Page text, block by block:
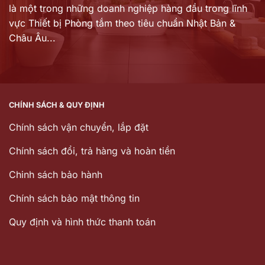
là một trong những doanh nghiệp hàng đầu trong lĩnh
vực Thiết bị Phòng tắm theo tiêu chuẩn Nhật Bản &
Châu Âu...
CHÍNH SÁCH & QUY ĐỊNH
Chính sách vận chuyển, lắp đặt
Chính sách đổi, trả hàng và hoàn tiền
Chinh sách bảo hành
Chính sách bảo mật thông tin
Quy định và hình thức thanh toán